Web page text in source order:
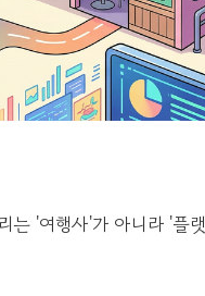
는 '여행사'가 아니라 '플랫